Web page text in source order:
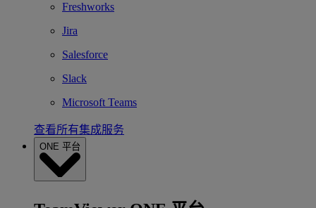
Freshworks
Jira
Salesforce
Slack
Microsoft Teams
查看所有集成服务
ONE 平台